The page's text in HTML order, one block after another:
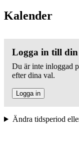
Kalender
Logga in till
Du är inte inloggad
efter dina val.
Logga in
Ändra tidsperiod